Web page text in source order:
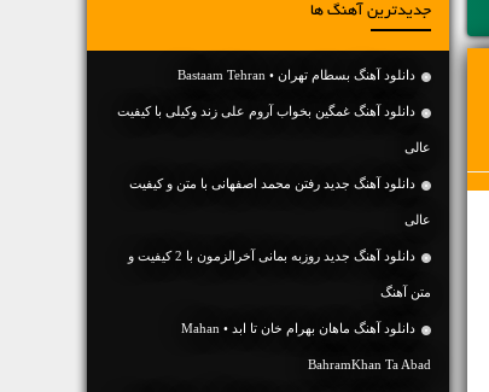
جدیدترین آهنگ ها
دانلود آهنگ بسطام تهران • Bastaam Tehran
دانلود آهنگ غمگین بخواب آروم علی زند وکیلی با کیفیت
عالی
دانلود آهنگ جديد رفتن محمد اصفهانی با متن و کیفیت
عالی
دانلود آهنگ جديد روزبه بمانی آخرالزمون با 2 کیفیت و
متن آهنگ
دانلود آهنگ ماهان بهرام خان تا ابد • Mahan
BahramKhan Ta Abad